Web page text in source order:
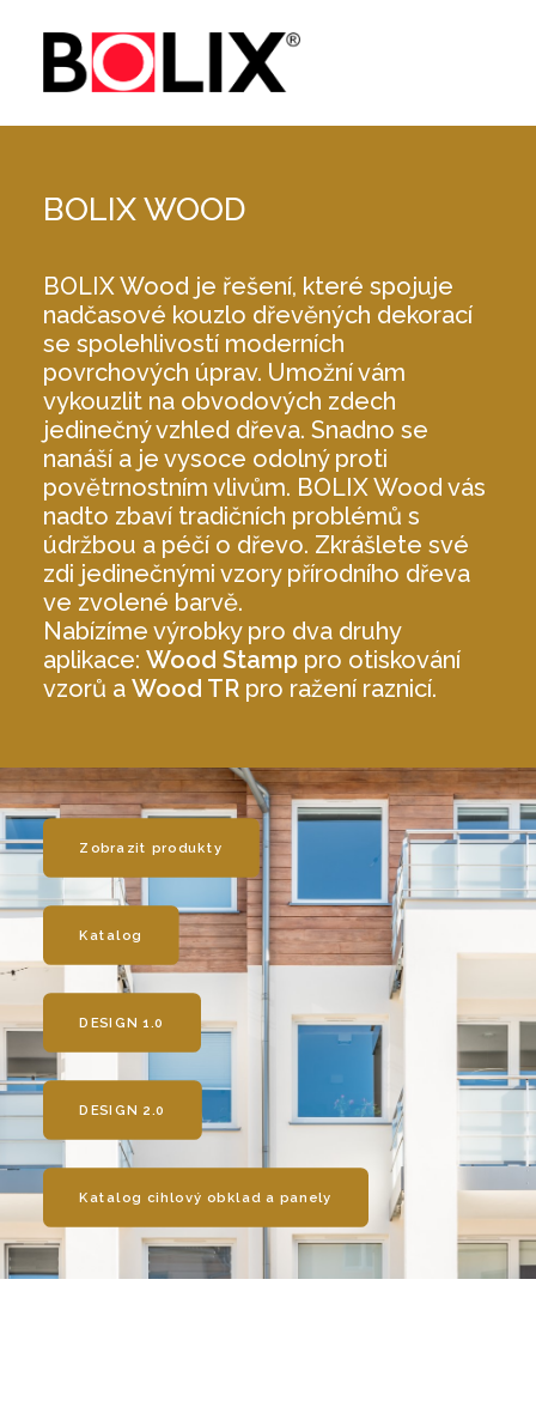
BOLIX WOOD
BOLIX Wood je řešení, které spojuje
nadčasové kouzlo dřevěných dekorací
se spolehlivostí moderních
povrchových úprav. Umožní vám
vykouzlit na obvodových zdech
jedinečný vzhled dřeva. Snadno se
nanáší a je vysoce odolný proti
povětrnostním vlivům. BOLIX Wood vás
nadto zbaví tradičních problémů s
údržbou a péčí o dřevo. Zkrášlete své
zdi jedinečnými vzory přírodního dřeva
ve zvolené barvě.
Nabízíme výrobky pro dva druhy
aplikace: Wood Stamp pro otiskování
vzorů a Wood TR pro ražení raznicí.
Zobrazit produkty
Katalog
DESIGN 1.0
DESIGN 2.0
Katalog cihlový obklad a panely